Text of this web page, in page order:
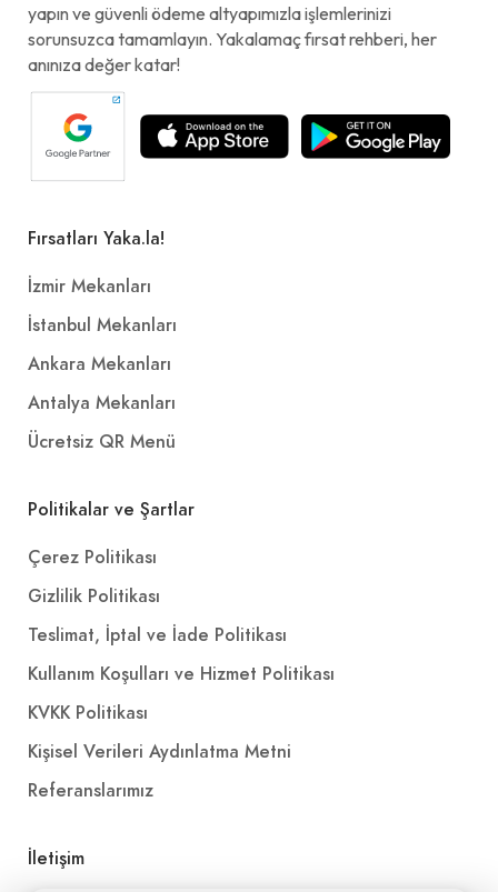
yapın ve güvenli ödeme altyapımızla işlemlerinizi
sorunsuzca tamamlayın. Yakalamaç fırsat rehberi, her
anınıza değer katar!
Fırsatları Yaka.la!
İzmir Mekanları
İstanbul Mekanları
Ankara Mekanları
Antalya Mekanları
Ücretsiz QR Menü
Politikalar ve Şartlar
Çerez Politikası
Gizlilik Politikası
Teslimat, İptal ve İade Politikası
Kullanım Koşulları ve Hizmet Politikası
KVKK Politikası
Kişisel Verileri Aydınlatma Metni
Referanslarımız
İletişim